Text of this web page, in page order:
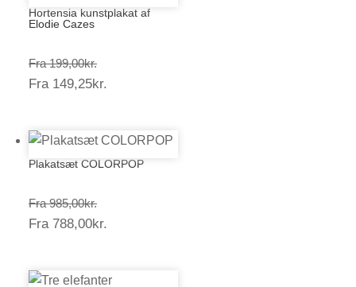
Hortensia kunstplakat af
Elodie Cazes
Fra 199,00kr.Prisinterval:
199,00kr.
Fra 149,25kr.
Plakatsæt COLORPOP
Fra 985,00kr.Prisinterval:
985,00kr.
Fra 788,00kr.